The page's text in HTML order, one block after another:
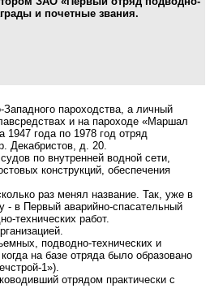
и почетные звания.
пароходства, а личный
и на пароходе «Маршал
1947 года по 1978 год отряд
Декабристов, д. 20.
по внутренней водной сети,
конструкций, обеспечения
раз менял название. Так, уже в
- в Первый аварийно-спасательный
технических работ.
подводно-технических и
на базе отряда было образовано
1»).
отрядом практически с